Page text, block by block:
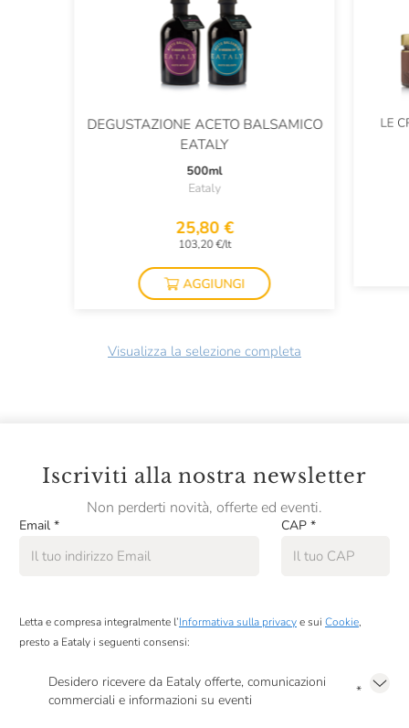
DEGUSTAZIONE ACETO BALSAMICO
EATALY
500ml
Eataly
25,80 €
103,20 €/lt
AGGIUNGI
LE
Visualizza la selezione completa
Iscriviti alla nostra newsletter
Non perderti novità, offerte ed eventi.
Email * CAP *
Letta e compresa integralmente l’Informativa sulla privacye sui Cookie,
presto a Eataly i seguenti consensi:
Desidero ricevere da Eataly offerte, comunicazioni
commerciali e informazioni su eventi
*